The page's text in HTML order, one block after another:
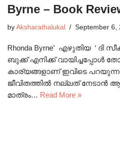
Byrne – Book
by Aksharathalukal September 6,
Rhonda Byrne’ എഴുതിയ ‘ ദി
ബുക്ക്‌ എനിക്ക് വായിച്ചപ്പോൾ
കാര്യങ്ങളാണ് ഇവിടെ
ജീവിതത്തിൽ നല്ലത് നേടാൻ
മാത്രം… Read More »